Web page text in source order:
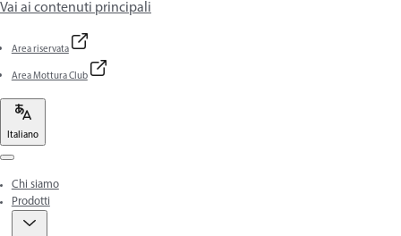
Vai ai contenuti principali
Area riservata
Area Mottura Club
Italiano
Chi siamo
Prodotti